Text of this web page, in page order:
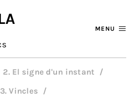
MENU
2. El signe d'un instant
3. Vincles